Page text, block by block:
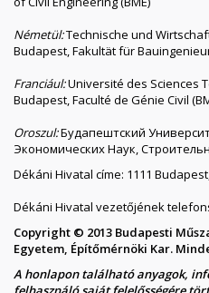
Németül:Technische und
Budapest, Fakultät für
Franciául:Université des Sciences
Budapest, Faculté de Génie Civil
Oroszul:Будапештский
Экономических Наук,
Dékáni Hivatal címe: 1111
Dékáni Hivatal vezetőjének
Copyright © 2013 Budapesti
Egyetem, Építőmérnöki Kar.
A honlapon található anyagok,